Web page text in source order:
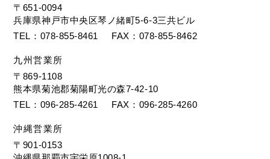
〒651-0094
兵庫県神戸市中央区琴ノ緒町5-6-3三共ビル
TEL
078-855-8461 FAX 078-855-8462
九州営業所
〒869-1108
熊本県菊池郡菊陽町光の森7-42-10
TEL
096-285-4261 FAX 096-285-4260
沖縄営業所
〒901-0153